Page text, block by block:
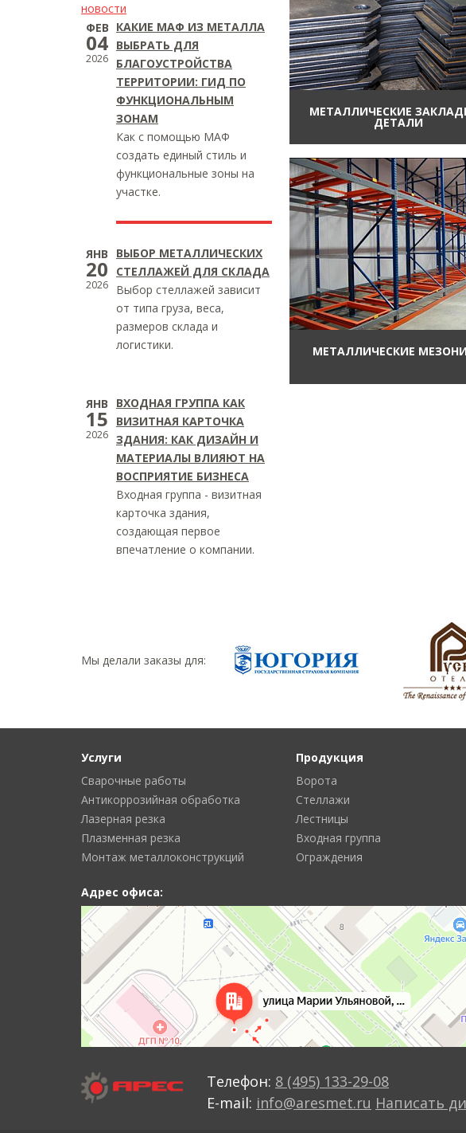
МЕТАЛЛИЧЕСКИЕ
ДЕТАЛИ
МЕТАЛЛИЧЕСКИЕ
новости
ФЕВ
04
2026
КАКИЕ МАФ ИЗ МЕТАЛЛА
ВЫБРАТЬ ДЛЯ
БЛАГОУСТРОЙСТВА
ТЕРРИТОРИИ: ГИД ПО
ФУНКЦИОНАЛЬНЫМ
ЗОНАМ
Как с помощью МАФ
создать единый стиль и
функциональные зоны на
участке.
ЯНВ
20
2026
ВЫБОР МЕТАЛЛИЧЕСКИХ
СТЕЛЛАЖЕЙ ДЛЯ СКЛАДА
Выбор стеллажей зависит
от типа груза, веса,
размеров склада и
логистики.
ЯНВ
15
2026
ВХОДНАЯ ГРУППА КАК
ВИЗИТНАЯ КАРТОЧКА
ЗДАНИЯ: КАК ДИЗАЙН И
МАТЕРИАЛЫ ВЛИЯЮТ НА
ВОСПРИЯТИЕ БИЗНЕСА
Входная группа - визитная
карточка здания,
создающая первое
впечатление о компании.
Мы делали заказы для:
Услуги
Сварочные работы
Антикоррозийная обработка
Лазерная резка
Плазменная резка
Монтаж металлоконструкций
Продукция
Ворота
Стеллажи
Лестницы
Входная группа
Ограждения
Адрес офиса:
Телефон: 8 (495) 133-29-08
E-mail: info@aresmet.ru Написать